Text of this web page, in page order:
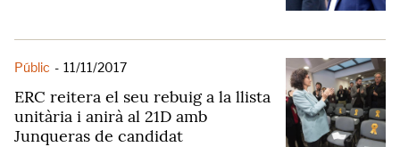
Públic - 11/11/2017
ERC reitera el seu rebuig a la llista
unitària i anirà al 21D amb
Junqueras de candidat